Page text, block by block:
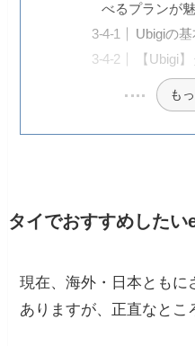
べるプランが
Ubigiの
【Ubigi
も
タイでおすすめしたい
現在、海外・日本ともに
ありますが、正直なとこ